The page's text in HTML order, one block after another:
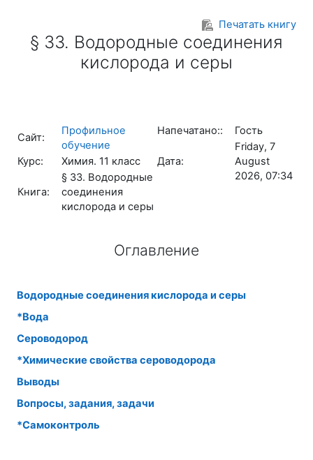
Печатать книгу
§ 33. Водородные соединения
кислорода и серы
Сайт:
Профильное
обучение
Курс:
Химия. 11 класс
Книга:
§ 33. Водородные
соединения
кислорода и серы
Напечатано:: Гость
Дата:
Friday, 7
August
2026, 07:34
Оглавление
Водородные соединения кислорода и серы
*Вода
Сероводород
*Химические свойства сероводорода
Выводы
Вопросы, задания, задачи
*Самоконтроль